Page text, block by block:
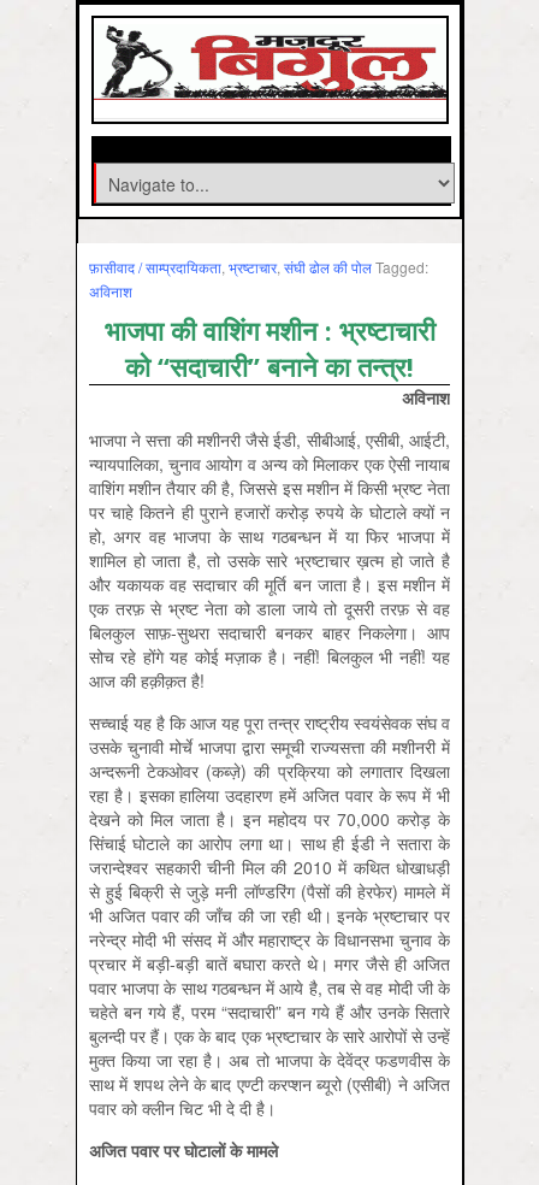
फ़ासीवाद / साम्‍प्रदायिकता, भ्रष्‍टाचार, संघी ढोल की पोलTagged:
अविनाश
भाजपा की वाशिंग मशीन : भ्रष्टाचारी
को “सदाचारी” बनाने का तन्त्र!
अविनाश
भाजपा ने सत्ता की मशीनरी जैसे ईडी, सीबीआई, एसीबी, आईटी,
न्यायपालिका, चुनाव आयोग व अन्य को मिलाकर एक ऐसी नायाब
वाशिंग मशीन तैयार की है, जिससे इस मशीन में किसी भ्रष्ट नेता
पर चाहे कितने ही पुराने हजारों करोड़ रुपये के घोटाले क्यों न
हो, अगर वह भाजपा के साथ गठबन्धन में या फिर भाजपा में
शामिल हो जाता है, तो उसके सारे भ्रष्टाचार ख़त्म हो जाते है
और यकायक वह सदाचार की मूर्ति बन जाता है। इस मशीन में
एक तरफ़ से भ्रष्ट नेता को डाला जाये तो दूसरी तरफ़ से वह
बिलकुल साफ़-सुथरा सदाचारी बनकर बाहर निकलेगा। आप
सोच रहे होंगे यह कोई मज़ाक है। नहीं! बिलकुल भी नहीं! यह
आज की हक़ीक़त है!
सच्चाई यह है कि आज यह पूरा तन्त्र राष्ट्रीय स्वयंसेवक संघ व
उसके चुनावी मोर्चे भाजपा द्वारा समूची राज्यसत्ता की मशीनरी में
अन्दरूनी टेकओवर (कब्ज़े) की प्रक्रिया को लगातार दिखला
रहा है। इसका हालिया उदहारण हमें अजित पवार के रूप में भी
देखने को मिल जाता है। इन महोदय पर 70,000 करोड़ के
सिंचाई घोटाले का आरोप लगा था। साथ ही ईडी ने सतारा के
जरान्देश्वर सहकारी चीनी मिल की 2010 में कथित धोखाधड़ी
से हुई बिक्री से जुड़े मनी लॉण्डरिंग (पैसों की हेरफेर) मामले में
भी अजित पवार की जाँच की जा रही थी। इनके भ्रष्टाचार पर
नरेन्द्र मोदी भी संसद में और महाराष्ट्र के विधानसभा चुनाव के
प्रचार में बड़ी-बड़ी बातें बघारा करते थे। मगर जैसे ही अजित
पवार भाजपा के साथ गठबन्धन में आये है, तब से वह मोदी जी के
चहेते बन गये हैं, परम “सदाचारी” बन गये हैं और उनके सितारे
बुलन्दी पर हैं। एक के बाद एक भ्रष्टाचार के सारे आरोपों से उन्हें
मुक्त किया जा रहा है। अब तो भाजपा के देवेंद्र फडणवीस के
साथ में शपथ लेने के बाद एण्टी करप्शन ब्यूरो (एसीबी) ने अजित
पवार को क्लीन चिट भी दे दी है।
अजितपवारपरघोटालोंकेमामले